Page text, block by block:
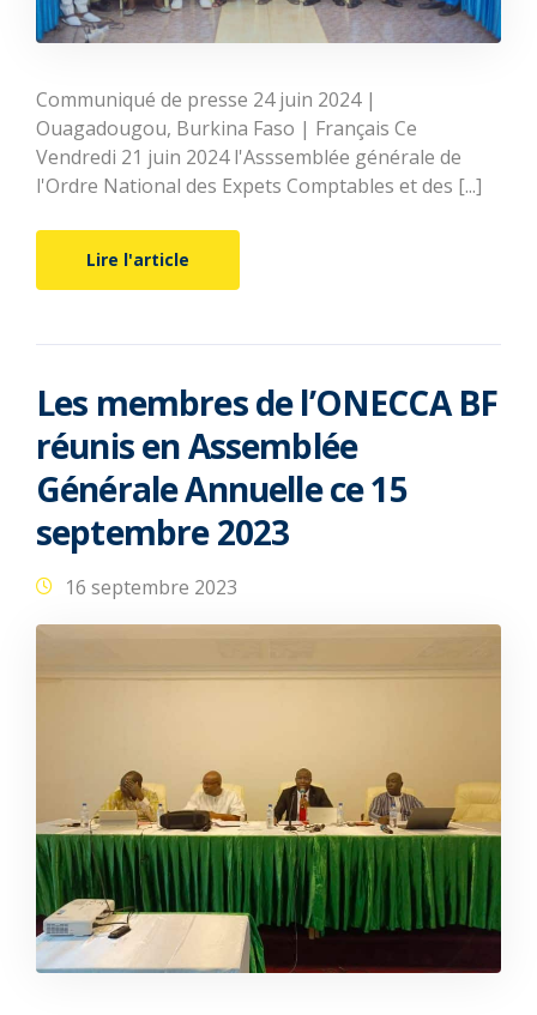
Communiqué de presse 24 juin 2024 |
Ouagadougou, Burkina Faso | Français Ce
Vendredi 21 juin 2024 l'Asssemblée générale de
l'Ordre National des Expets Comptables et des [...]
Lire l'article
Les membres de l’ONECCA BF
réunis en Assemblée
Générale Annuelle ce 15
septembre 2023
16 septembre 2023